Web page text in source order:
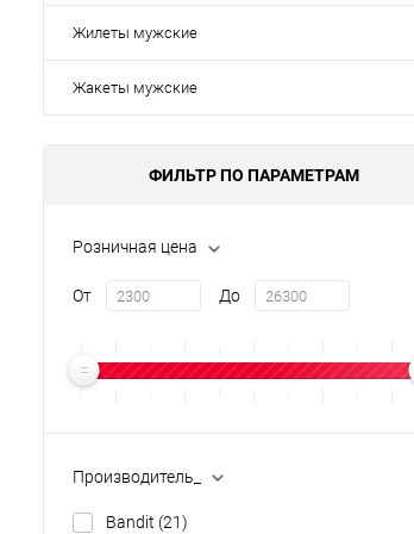
Жилеты мужские
Жакеты мужские
ФИЛЬТР ПО ПАРАМЕТРАМ
Розничная цена
От До
Производитель_
Bandit (21)